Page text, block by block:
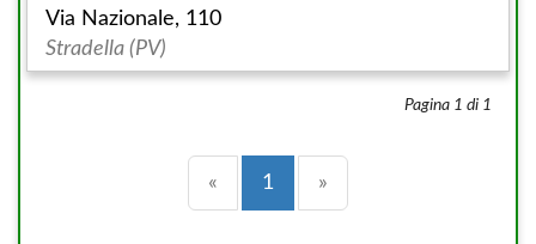
Via Nazionale, 110
Stradella (PV)
Pagina 1 di 1
« Precedente
1 (current)
»